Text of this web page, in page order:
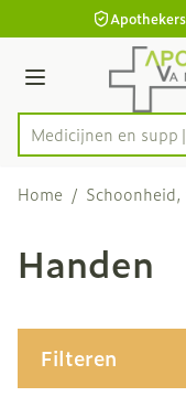
Ga naar de inhoud
Menu
Product, merk,
Home /
Handen
Filteren